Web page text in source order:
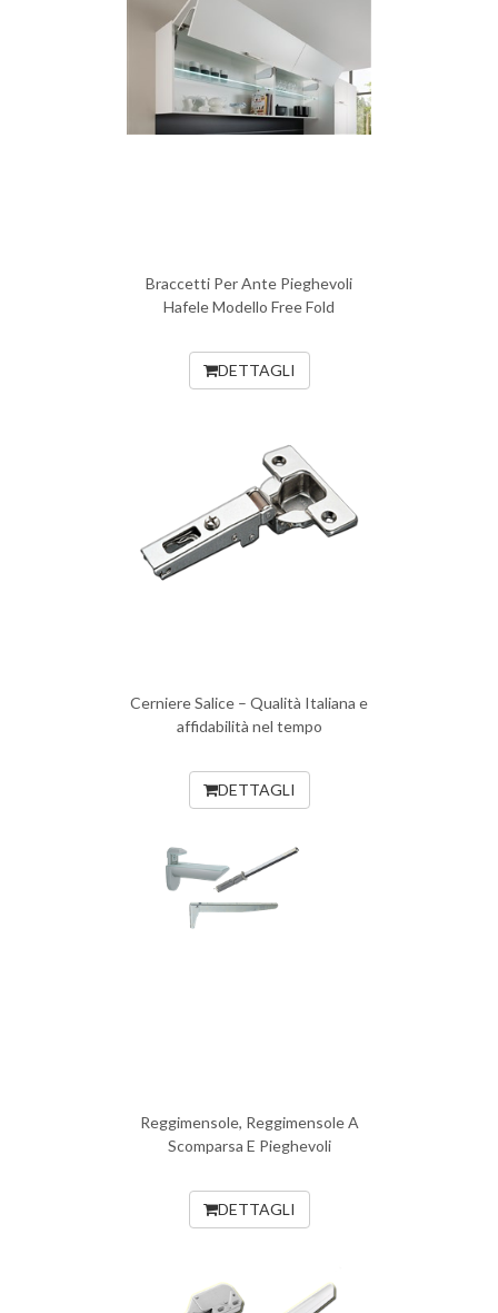
Braccetti Per Ante Pieghevoli
Hafele Modello Free Fold
DETTAGLI
Cerniere Salice – Qualità Italiana e
affidabilità nel tempo
DETTAGLI
Reggimensole, Reggimensole A
Scomparsa E Pieghevoli
DETTAGLI